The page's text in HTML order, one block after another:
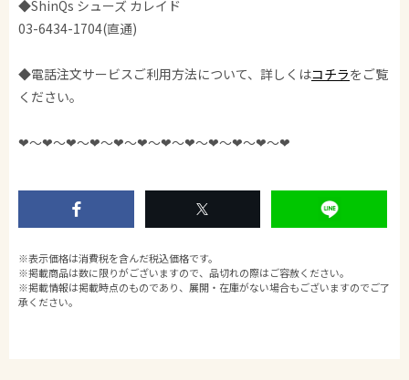
◆ShinQs シューズ カレイド
03-6434-1704(直通)
◆電話注文サービスご利用方法について、詳しくはコチラをご覧
ください。
❤︎〜❤︎〜❤︎〜❤︎〜❤︎〜❤︎〜❤︎〜❤︎〜❤︎〜❤︎〜❤︎〜❤︎
※表示価格は消費税を含んだ税込価格です。
※掲載商品は数に限りがございますので、品切れの際はご容赦ください。
※掲載情報は掲載時点のものであり、展開・在庫がない場合もございますのでご了
承ください。